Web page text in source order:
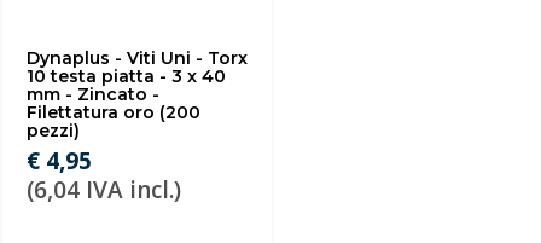
Dynaplus - Viti Uni - Torx
10 testa piatta - 3 x 40
mm - Zincato -
Filettatura oro (200
pezzi)
€ 4,95
(6,04 IVA incl.)